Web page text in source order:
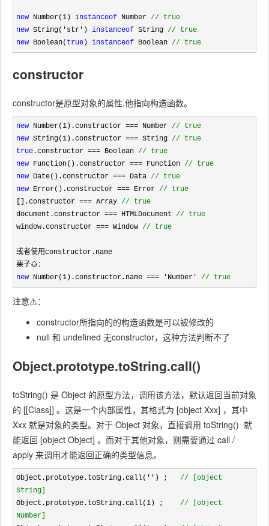
new Number(1) instanceof Number // true
new String('str') instanceof String // true
new Boolean( true ) instanceof Boolean // true
constructor
constructor是原型对象的属性,他指向构造函数。
new Number(1).constructor === Number // true
new String(1).constructor === String // true
true .constructor === Boolean // true
new Function().constructor === Function // true
new Date().constructor === Data // true
new Error().constructor === Error // true
[].constructor === Array // true
document.constructor === HTMLDocument // true
window.constructor === Window // true
或者使用constructor.name
new Number(1).constructor.name === 'Number' // true
注意⚠️：
constructor所指向的的构造函数是可以被修改的
null 和 undefined 无constructor，这种方法判断不了
Object.prototype.toString.call()
toString() 是 Object 的原型方法，调用该方法，默认返回当前对象
的 [[Class]] 。这是一个内部属性，其格式为 [object Xxx] ，其中
Xxx 就是对象的类型。对于 Object 对象，直接调用 toString() 就
能返回 [object Object] 。而对于其他对象，则需要通过 call /
apply 来调用才能返回正确的类型信息。
Object.prototype.toString.call('') ; // [object
String]
Object.prototype.toString.call(1) ; // [object
Number]